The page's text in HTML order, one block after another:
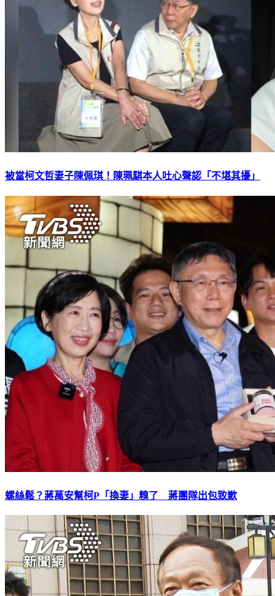
被當柯文哲妻子陳佩琪！陳珮騏本人吐心聲認「不堪其擾」
螺絲鬆？蔣萬安幫柯P「換妻」糗了 蔣團隊出包致歉